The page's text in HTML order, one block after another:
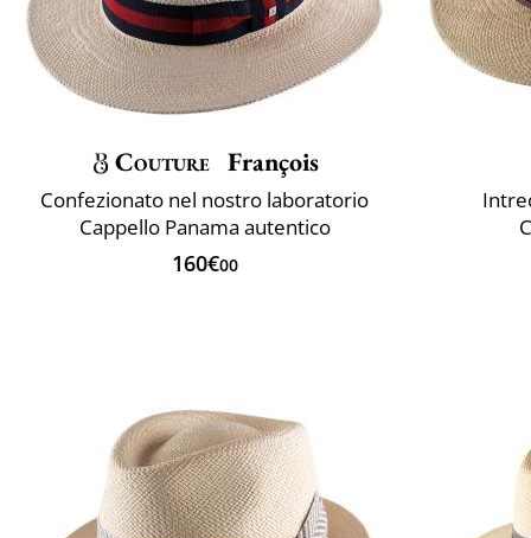
Couture François
Confezionato nel nostro laboratorio
Cappello Panama autentico
160€00